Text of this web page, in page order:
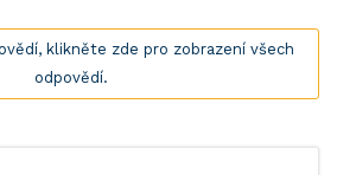
klikněte zde pro zobrazení všech
odpovědí.